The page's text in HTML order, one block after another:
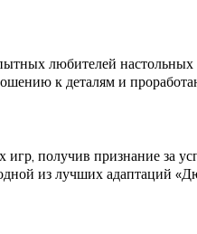
любителей
к деталям и
получив признание за
из лучших адаптаций